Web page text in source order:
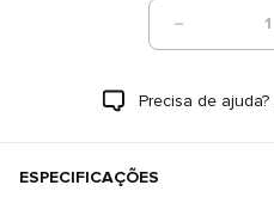
1
Precisa de ajuda?
ESPECIFICAÇÕES